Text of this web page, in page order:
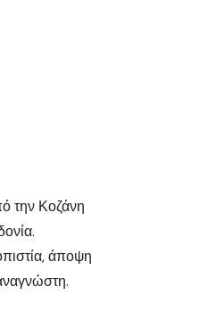
την Κοζάνη
άποψη